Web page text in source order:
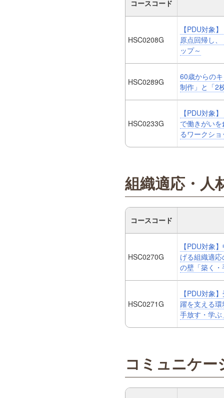
コースコード
HSC0208G
【PDU対象
原点回帰し
ップ～
HSC0289G
60歳からの
制作」と「2
HSC0233G
【PDU対象
で働きがい
るワークシ
組織適応・人
コースコード
HSC0270G
【PDU対象
げる組織適
の壁「築く
HSC0271G
【PDU対象
躍を支える
手放す・学
コミュニケー